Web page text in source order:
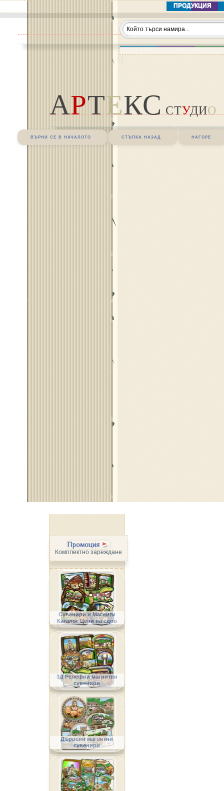
ПРОДУКЦИЯ
АРТЕКС СТУДИО
върни се в началото стъпка назад нагоре
Промоция
Комплектно зареждане
Сувенири и Магнити
Каталог Цени на едро
3Д Релефни магнитни
сувенири
Дървени магнитни
сувенири